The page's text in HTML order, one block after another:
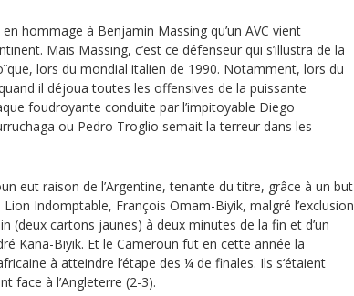
hommage à Benjamin Massing qu’un AVC vient
Mais Massing, c’est ce défenseur qui s’illustra de la
lors du mondial italien de 1990. Notamment, lors du
il déjoua toutes les offensives de la puissante
foudroyante conduite par l’impitoyable Diego
ou Pedro Troglio semait la terreur dans les
eut raison de l’Argentine, tenante du titre, grâce à un but
Lion Indomptable, François Omam-Biyik, malgré l’exclusion
(deux cartons jaunes) à deux minutes de la fin et d’un
Kana-Biyik. Et le Cameroun fut en cette année la
à atteindre l‘étape des ¼ de finales. Ils s‘étaient
face à l’Angleterre (2-3).